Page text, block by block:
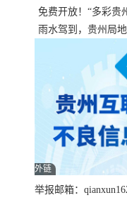
资工作实施细则
免费开放！“多彩贵
展，持续至1月19日
雨水驾到，贵州局
外链
举报邮箱：